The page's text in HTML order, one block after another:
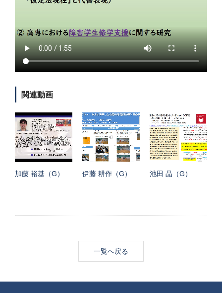
関連動画
加藤 裕基（G） 伊藤 耕作（G） 池田 晶（G）
一覧へ戻る